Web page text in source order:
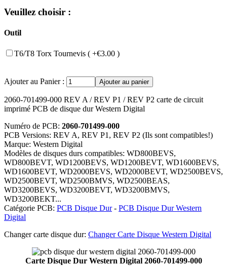
Veuillez choisir :
Outil
T6/T8 Torx Tournevis ( +€3.00 )
Ajouter au Panier :
2060-701499-000 REV A / REV P1 / REV P2 carte de circuit
imprimé PCB de disque dur Western Digital
Numéro de PCB: 2060-701499-000
PCB Versions: REV A, REV P1, REV P2 (Ils sont compatibles!)
Marque: Western Digital
Modèles de disques durs compatibles: WD800BEVS,
WD800BEVT, WD1200BEVS, WD1200BEVT, WD1600BEVS,
WD1600BEVT, WD2000BEVS, WD2000BEVT, WD2500BEVS,
WD2500BEVT, WD2500BMVS, WD2500BEAS,
WD3200BEVS, WD3200BEVT, WD3200BMVS,
WD3200BEKT...
Catégorie PCB: PCB Disque Dur- PCB Disque Dur Western
Digital
Changer carte disque dur: Changer Carte Disque Western Digital
Carte Disque Dur Western Digital 2060-701499-000